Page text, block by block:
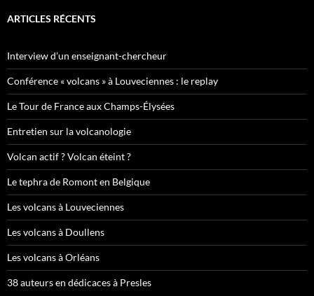
ARTICLES RÉCENTS
Interview d’un enseignant-chercheur
Conférence « volcans » à Louveciennes : le replay
Le Tour de France aux Champs-Élysées
Entretien sur la volcanologie
Volcan actif ? Volcan éteint ?
Le tephra de Romont en Belgique
Les volcans à Louveciennes
Les volcans à Doullens
Les volcans à Orléans
38 auteurs en dédicaces à Presles